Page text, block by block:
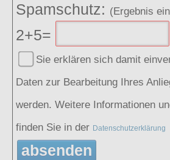
Spamschutz: (Ergebnis
2+5=
Sie erklären sich damit
Daten zur Bearbeitung Ihres
werden. Weitere Informationen
finden Sie in der Datenschutzerklärung
absenden